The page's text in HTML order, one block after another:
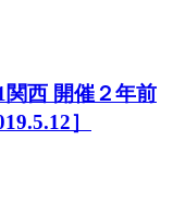
関西 開催２年前
］